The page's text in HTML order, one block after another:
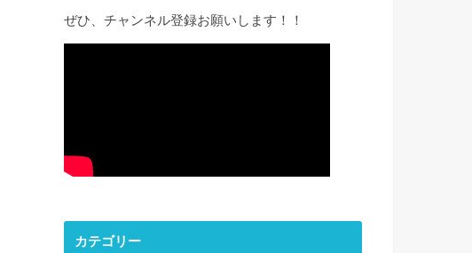
ぜひ、チャンネル登録お願いします！！
カテゴリー